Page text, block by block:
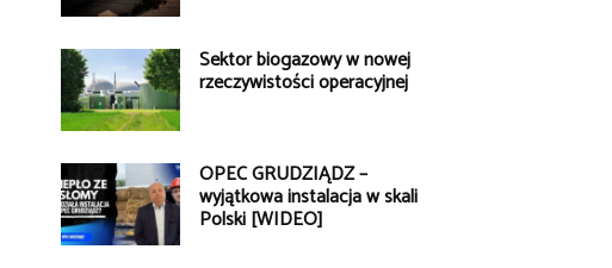
Sektor biogazowy w nowej
rzeczywistości operacyjnej
OPEC GRUDZIĄDZ –
wyjątkowa instalacja w skali
Polski [WIDEO]